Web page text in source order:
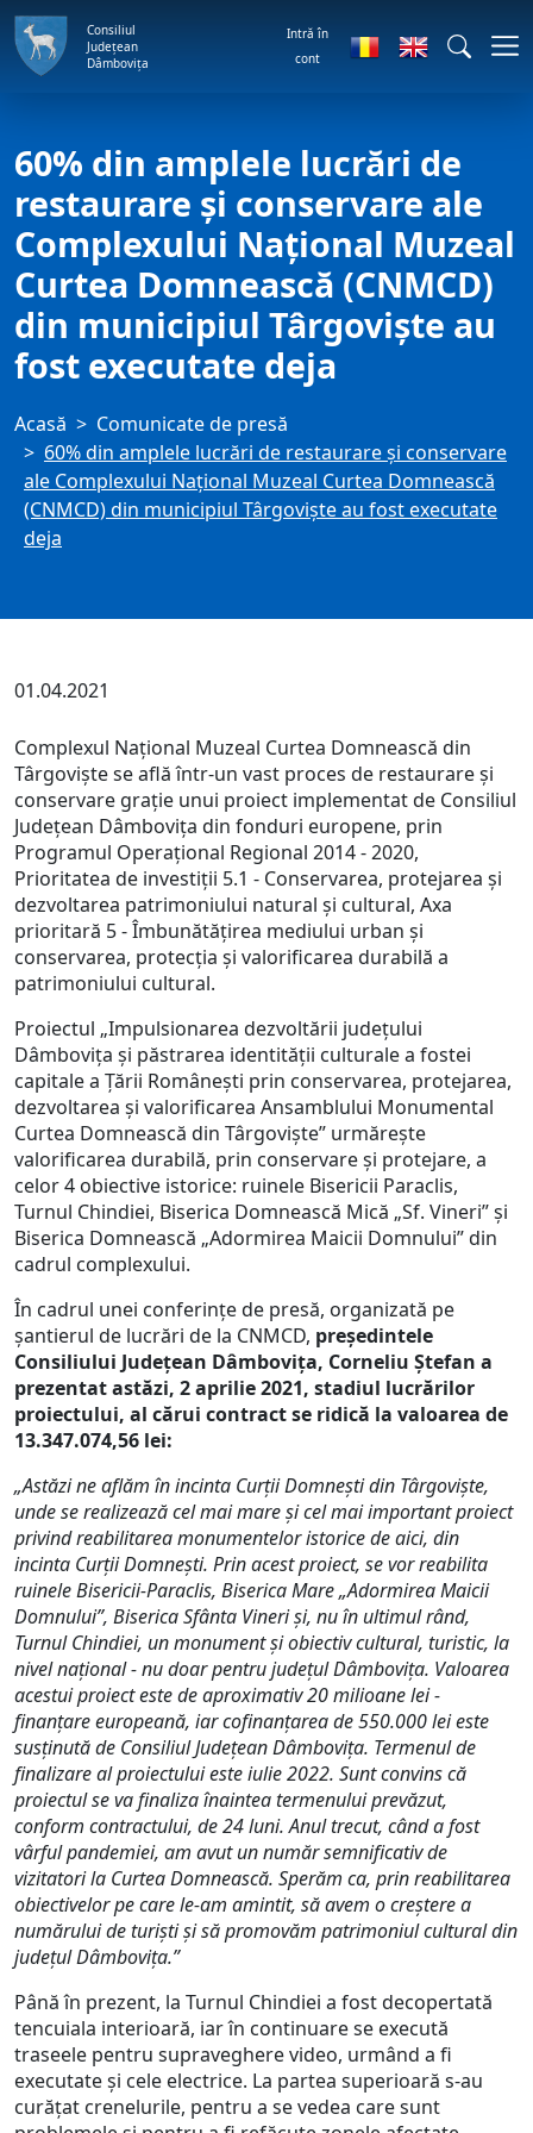
Consiliul
Județean
Dâmbovița
Intră în
cont
60% din amplele lucrări de
restaurare și conservare ale
Complexului Național Muzeal
Curtea Domnească (CNMCD)
din municipiul Târgoviște au
fost executate deja
Acasă
Comunicate de presă
60% din amplele lucrări de restaurare și conservare
ale Complexului Național Muzeal Curtea Domnească
(CNMCD) din municipiul Târgoviște au fost executate
deja
01.04.2021
Complexul Național Muzeal Curtea Domnească din
Târgoviște se află într-un vast proces de restaurare și
conservare grație unui proiect implementat de Consiliul
Județean Dâmbovița din fonduri europene, prin
Programul Operațional Regional 2014 - 2020,
Prioritatea de investiții 5.1 - Conservarea, protejarea și
dezvoltarea patrimoniului natural și cultural, Axa
prioritară 5 - Îmbunătățirea mediului urban și
conservarea, protecția și valorificarea durabilă a
patrimoniului cultural.
Proiectul „Impulsionarea dezvoltării județului
Dâmbovița și păstrarea identității culturale a fostei
capitale a Țării Românești prin conservarea, protejarea,
dezvoltarea și valorificarea Ansamblului Monumental
Curtea Domnească din Târgoviște” urmărește
valorificarea durabilă, prin conservare și protejare, a
celor 4 obiective istorice: ruinele Bisericii Paraclis,
Turnul Chindiei, Biserica Domnească Mică „Sf. Vineri” și
Biserica Domnească „Adormirea Maicii Domnului” din
cadrul complexului.
În cadrul unei conferințe de presă, organizată pe
șantierul de lucrări de la CNMCD, președintele
Consiliului Județean Dâmbovița, Corneliu Ștefan a
prezentat astăzi, 2 aprilie 2021, stadiul lucrărilor
proiectului, al cărui contract se ridică la valoarea de
13.347.074,56 lei:
„Astăzi ne aflăm în incinta Curții Domnești din Târgoviște,
unde se realizează cel mai mare și cel mai important proiect
privind reabilitarea monumentelor istorice de aici, din
incinta Curții Domnești. Prin acest proiect, se vor reabilita
ruinele Bisericii-Paraclis, Biserica Mare „Adormirea Maicii
Domnului”, Biserica Sfânta Vineri și, nu în ultimul rând,
Turnul Chindiei, un monument și obiectiv cultural, turistic, la
nivel național - nu doar pentru județul Dâmbovița. Valoarea
acestui proiect este de aproximativ 20 milioane lei -
finanțare europeană, iar cofinanțarea de 550.000 lei este
susținută de Consiliul Județean Dâmbovița. Termenul de
finalizare al proiectului este iulie 2022. Sunt convins că
proiectul se va finaliza înaintea termenului prevăzut,
conform contractului, de 24 luni. Anul trecut, când a fost
vârful pandemiei, am avut un număr semnificativ de
vizitatori la Curtea Domnească. Sperăm ca, prin reabilitarea
obiectivelor pe care le-am amintit, să avem o creștere a
numărului de turiști și să promovăm patrimoniul cultural din
județul Dâmbovița.”
Până în prezent, la Turnul Chindiei a fost decopertată
tencuiala interioară, iar în continuare se execută
traseele pentru supraveghere video, urmând a fi
executate și cele electrice. La partea superioară s-au
curățat crenelurile, pentru a se vedea care sunt